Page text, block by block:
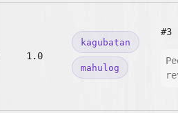
1.0
kagubatan
mahulog
#3